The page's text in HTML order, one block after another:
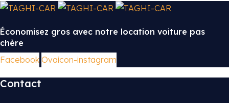
Économisez gros avec notre location voiture pas
chère
Facebook Ovaicon-instagram
Contact